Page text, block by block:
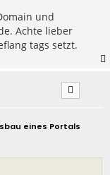
und
Achte lieber
tags setzt.
eines Portals